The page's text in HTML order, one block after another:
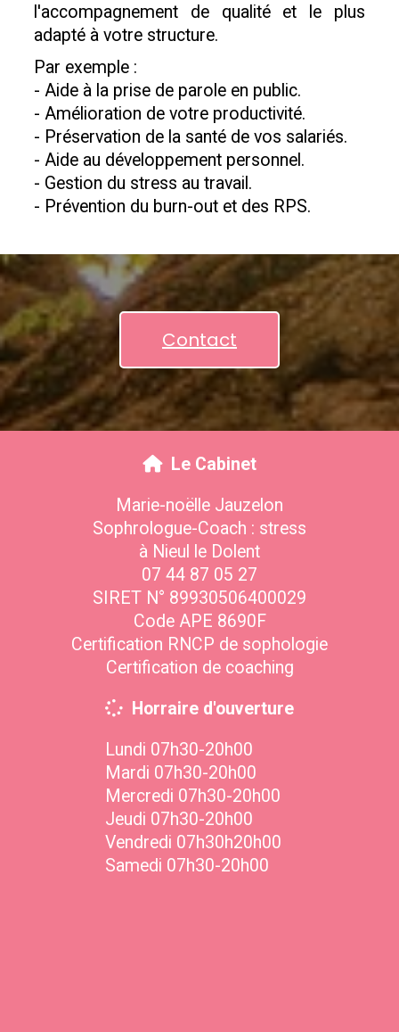
l'accompagnement de qualité et le plus
adapté à votre structure.
Par exemple :
- Aide à la prise de parole en public.
- Amélioration de votre productivité.
- Préservation de la santé de vos salariés.
- Aide au développement personnel.
- Gestion du stress au travail.
- Prévention du burn-out et des RPS.
Contact
Le Cabinet
Marie-noëlle Jauzelon
Sophrologue-Coach : stress
à Nieul le Dolent
07 44 87 05 27
SIRET N° 89930506400029
Code APE 8690F
Certification RNCP de sophologie
Certification de coaching
Horraire d'ouverture
Lundi 07h30-20h00
Mardi 07h30-20h00
Mercredi 07h30-20h00
Jeudi 07h30-20h00
Vendredi 07h30h20h00
Samedi 07h30-20h00